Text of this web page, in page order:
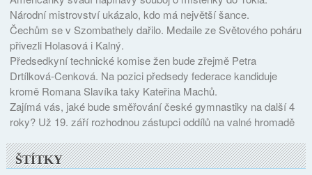
Národní mistrovství ukázalo, kdo má největší šance.
Čechům se v Szombathely dařilo. Medaile ze Světového poháru
přivezli Holasová i Kalný.
Předsedkyní technické komise žen bude zřejmě Petra
Drtílková-Cenková. Na pozici předsedy federace kandiduje
kromě Romana Slavíka taky Kateřina Machů.
Zajímá vás, jaké bude směřování české gymnastiky na další 4
roky? Už 19. září rozhodnou zástupci oddílů na valné hromadě
ŠTÍTKY